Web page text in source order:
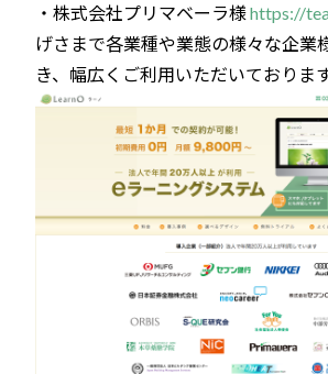
・株式会社プリマベーラ様https://
げさまで各業種や業態の様々な企業
き、幅広くご利用いただいております